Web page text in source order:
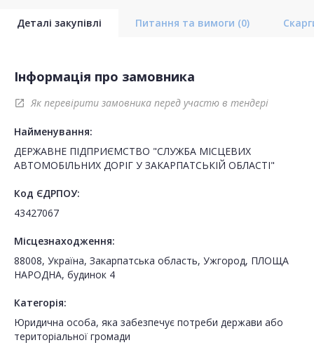
Деталі закупівлі Питання та вимоги (0)
Інформація про замовника
open_in_new Як перевірити замовника перед участю в тендері
Найменування:
ДЕРЖАВНЕ ПІДПРИЄМСТВО "СЛУЖБА МІСЦЕВИХ
АВТОМОБІЛЬНИХ ДОРІГ У ЗАКАРПАТСЬКІЙ ОБЛАСТІ"
Код ЄДРПОУ:
43427067
Місцезнаходження:
88008, Україна, Закарпатська область, Ужгород, ПЛОЩА
НАРОДНА, будинок 4
Категорія:
Юридична особа, яка забезпечує потреби держави або
територіальної громади